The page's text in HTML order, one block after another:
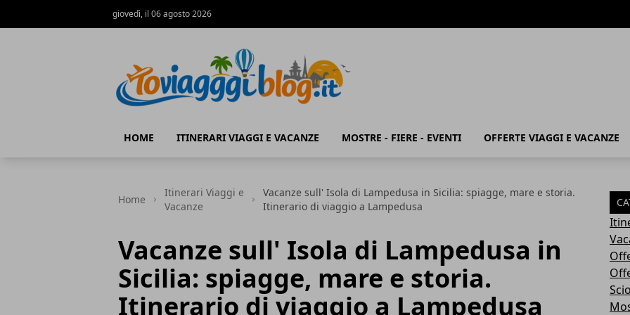
giovedì, il 06 agosto 2026
HOME ITINERARI VIAGGI E VACANZE MOSTRE - FIERE - EVENTI OFFERTE VIAGGI E VACANZE
Home
Itinerari Viaggi e
Vacanze
Vacanze sull' Isola di Lampedusa in Sicilia: spiagge, mare e storia.
Itinerario di viaggio a Lampedusa
Vacanze sull' Isola di Lampedusa in
Sicilia: spiagge, mare e storia.
Itinerario di viaggio a Lampedusa